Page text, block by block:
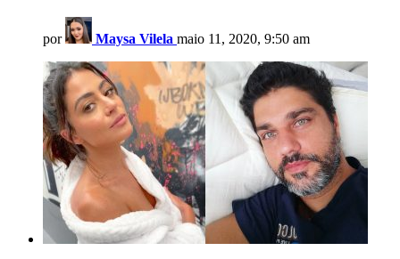
por Maysa Vilela maio 11, 2020, 9:50 am